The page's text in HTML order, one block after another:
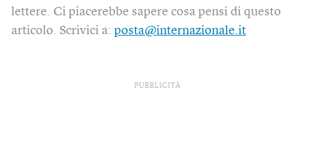
lettere. Ci piacerebbe sapere cosa pensi di questo
articolo. Scrivici a: posta@internazionale.it
PUBBLICITÀ